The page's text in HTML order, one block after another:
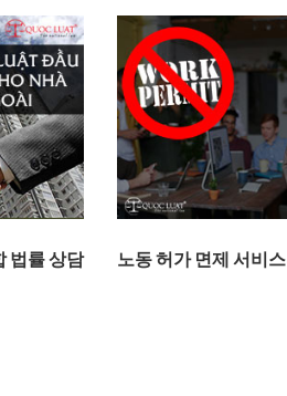
법률 상담
노동 허가 면제 서비스